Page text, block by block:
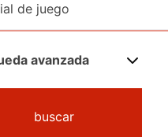
de juego
avanzada
buscar